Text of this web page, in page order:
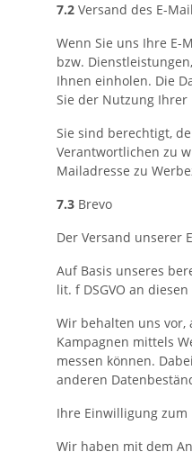
7.2 Versand des E-
Wenn Sie uns Ihre E-
bzw.
Ihnen einholen. Die
Sie der Nutzung
Sie sind berechtigt,
Verantwortlichen zu
Mailadresse zu
7.3 Brevo
Der Versand unserer
Auf Basis unseres
lit. f DSGVO an
Wir behalten uns vor,
Kampagnen mittels
messen können.
anderen
Ihre Einwilligung
Wir haben mit dem